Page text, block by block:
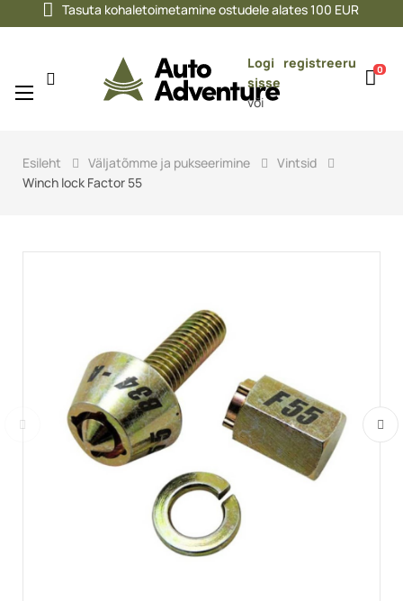
Tasuta kohaletoimetamine ostudele alates 100 EUR
Logi
sisse
või
registreeru 0
Toggle
☰
Esileht Väljatõmme ja pukseerimine
Vintsid
Winch lock Factor 55